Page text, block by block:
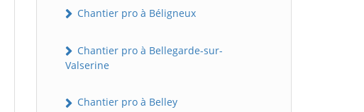
Chantier pro à Béligneux
Chantier pro à Bellegarde-sur-
Valserine
Chantier pro à Belley